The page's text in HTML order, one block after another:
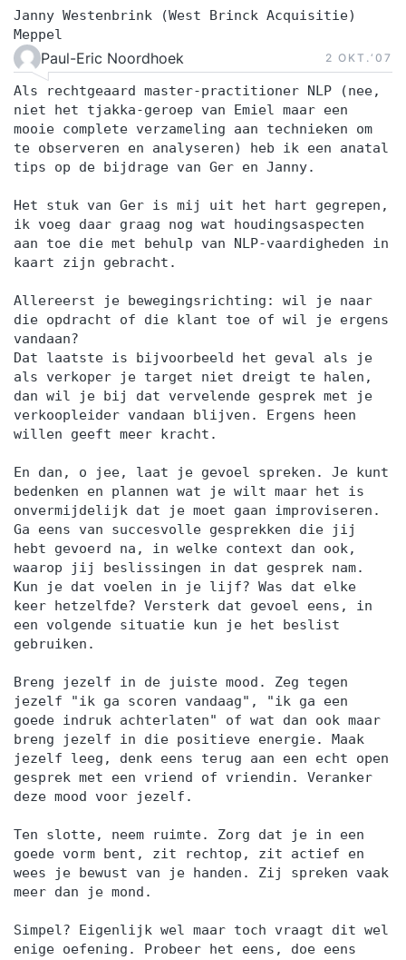
dat je morgen al anders laat werken in elk
verkoopgesprek. Claim je plek in de Masterclass
Verkoop — de sales training met de meeste
reviews van een individuele verkooptrainer op
Springest.
Janny Westenbrink (West Brinck Acquisitie)
Meppel
Paul-Eric Noordhoek 2 OKT.‘07
Als rechtgeaard master-practitioner NLP (nee,
niet het tjakka-geroep van Emiel maar een
mooie complete verzameling aan technieken om
te observeren en analyseren) heb ik een anatal
tips op de bijdrage van Ger en Janny.
Het stuk van Ger is mij uit het hart gegrepen,
ik voeg daar graag nog wat houdingsaspecten
aan toe die met behulp van NLP-vaardigheden in
kaart zijn gebracht.
Allereerst je bewegingsrichting: wil je naar
die opdracht of die klant toe of wil je ergens
vandaan?
Dat laatste is bijvoorbeeld het geval als je
als verkoper je target niet dreigt te halen,
dan wil je bij dat vervelende gesprek met je
verkoopleider vandaan blijven. Ergens heen
willen geeft meer kracht.
En dan, o jee, laat je gevoel spreken. Je kunt
bedenken en plannen wat je wilt maar het is
onvermijdelijk dat je moet gaan improviseren.
Ga eens van succesvolle gesprekken die jij
hebt gevoerd na, in welke context dan ook,
waarop jij beslissingen in dat gesprek nam.
Kun je dat voelen in je lijf? Was dat elke
keer hetzelfde? Versterk dat gevoel eens, in
een volgende situatie kun je het beslist
gebruiken.
Breng jezelf in de juiste mood. Zeg tegen
jezelf "ik ga scoren vandaag", "ik ga een
goede indruk achterlaten" of wat dan ook maar
breng jezelf in die positieve energie. Maak
jezelf leeg, denk eens terug aan een echt open
gesprek met een vriend of vriendin. Veranker
deze mood voor jezelf.
Ten slotte, neem ruimte. Zorg dat je in een
goede vorm bent, zit rechtop, zit actief en
wees je bewust van je handen. Zij spreken vaak
meer dan je mond.
Simpel? Eigenlijk wel maar toch vraagt dit wel
enige oefening. Probeer het eens, doe eens